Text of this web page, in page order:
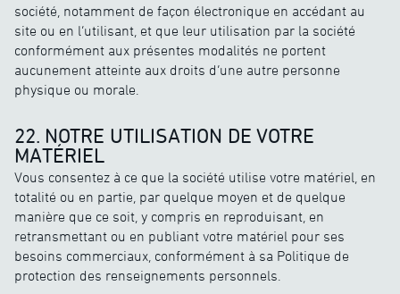
société, notamment de façon électronique en accédant au
site ou en l’utilisant, et que leur utilisation par la société
conformément aux présentes modalités ne portent
aucunement atteinte aux droits d’une autre personne
physique ou morale.
22. NOTRE UTILISATION DE VOTRE
MATÉRIEL
Vous consentez à ce que la société utilise votre matériel, en
totalité ou en partie, par quelque moyen et de quelque
manière que ce soit, y compris en reproduisant, en
retransmettant ou en publiant votre matériel pour ses
besoins commerciaux, conformément à sa Politique de
protection des renseignements personnels.